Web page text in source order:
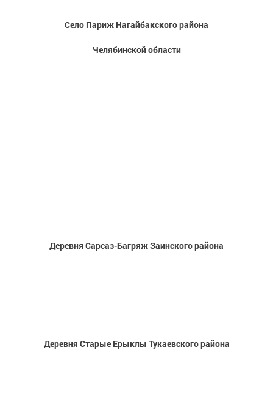
Село Париж Нагайбакского района
Челябинской области
Деревня Сарсаз-Багряж Заинского района
Деревня Старые Ерыклы Тукаевского района